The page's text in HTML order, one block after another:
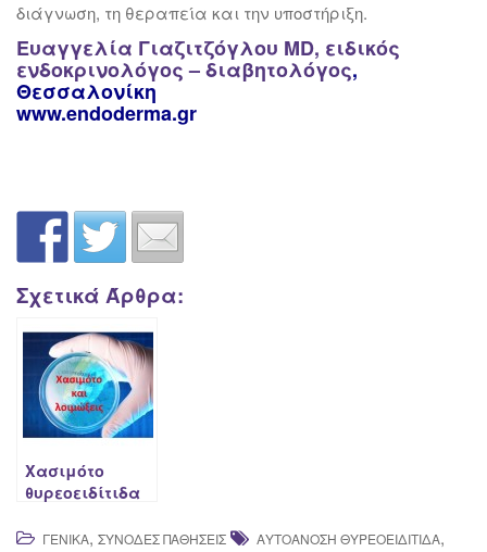
διάγνωση, τη θεραπεία και την υποστήριξη.
Ευαγγελία Γιαζιτζόγλου MD, ειδικός
ενδοκρινολόγος – διαβητολόγος,
Θεσσαλονίκη
www.endoderma.gr
Σχετικά Άρθρα:
Χασιμότο
θυρεοειδίτιδα
ΓΕΝΙΚΆ, ΣΥΝΟΔΈΣ ΠΑΘΉΣΕΙΣ ΑΥΤΟΆΝΟΣΗ ΘΥΡΕΟΕΙΔΊΤΙΔΑ,